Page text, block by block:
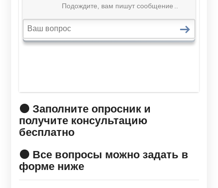
🟠 Заполните опросник и
получите консультацию
бесплатно
🟠 Все вопросы можно задать в
форме ниже